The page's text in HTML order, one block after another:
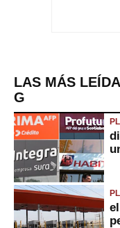
LAS MÁS
G